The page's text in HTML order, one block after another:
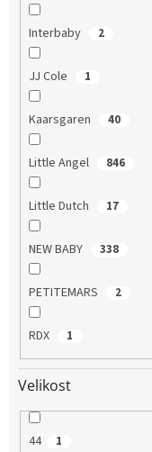
Interbaby 2
JJ Cole 1
Kaarsgaren 40
Little Angel 846
Little Dutch 17
NEW BABY 338
PETITEMARS 2
RDX 1
Velikost
44 1